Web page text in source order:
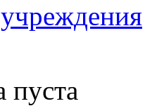
пуста